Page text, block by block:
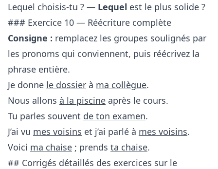
Lequel choisis-tu ? — Lequel est le plus solide ?
### Exercice 10 — Réécriture complète
Consigne : remplacez les groupes soulignés par
les pronoms qui conviennent, puis réécrivez la
phrase entière.
Je donne le dossier à ma collègue.
Nous allons à la piscine après le cours.
Tu parles souvent de ton examen.
J’ai vu mes voisins et j’ai parlé à mes voisins.
Voici ma chaise ; prends ta chaise.
## Corrigés détaillés des exercices sur le